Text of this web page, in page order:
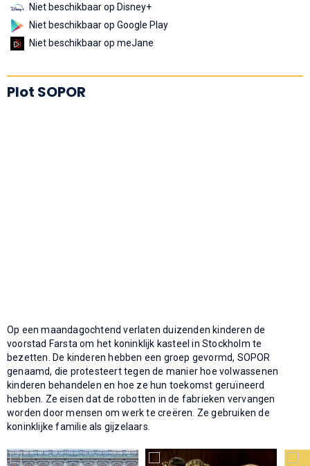
Niet beschikbaar op Disney+
Niet beschikbaar op Google Play
Niet beschikbaar op meJane
Plot SOPOR
Op een maandagochtend verlaten duizenden kinderen de
voorstad Farsta om het koninklijk kasteel in Stockholm te
bezetten. De kinderen hebben een groep gevormd, SOPOR
genaamd, die protesteert tegen de manier hoe volwassenen
kinderen behandelen en hoe ze hun toekomst geruïneerd
hebben. Ze eisen dat de robotten in de fabrieken vervangen
worden door mensen om werk te creëren. Ze gebruiken de
koninklijke familie als gijzelaars.